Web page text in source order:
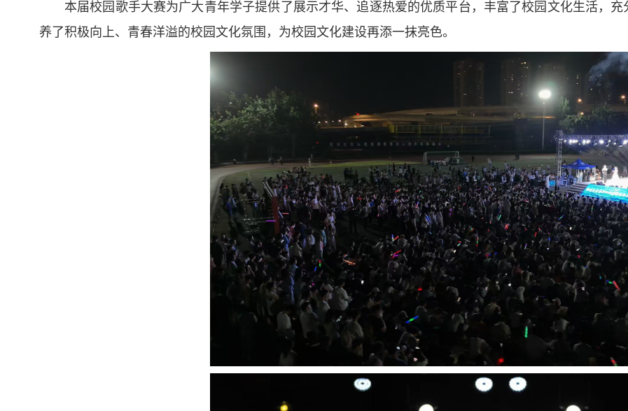
本届校园歌手大赛为广大青年学子提供了展示才华、追逐热爱的优质平台，丰富了校园文化生活，
养了积极向上、青春洋溢的校园文化氛围，为校园文化建设再添一抹亮色。